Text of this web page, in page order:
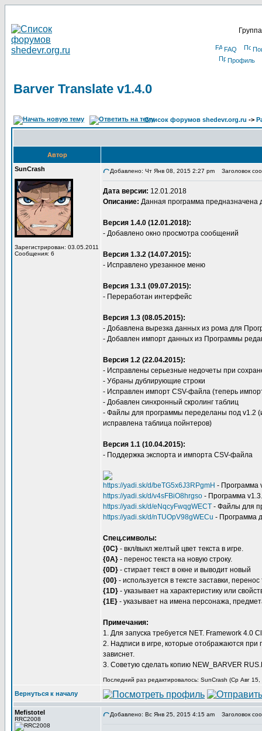
FAQ
Профиль
Barver Translate v1.4.0
Список форумов shedevr.org.ru ->
Автор
SunCrash
Зарегистрирован: 03.05.2011
Сообщения: 6
Добавлено: Чт Янв 08, 2015 2:27 pm Заголовок
Дата версии: 12.01.2018
Описание: Данная программа предназначена
Версия 1.4.0 (12.01.2018):
- Добавлено окно просмотра сообщений
Версия 1.3.2 (14.07.2015):
- Исправлено урезанное меню
Версия 1.3.1 (09.07.2015):
- Переработан интерфейс
Версия 1.3 (08.05.2015):
- Добавлена вырезка данных из рома для
- Добавлен импорт данных из Программы
Версия 1.2 (22.04.2015):
- Исправлены серьезные недочеты при
- Убраны дублирующие строки
- Исправлен импорт CSV-файла (теперь
- Добавлен синхронный скролинг таблиц
- Файлы для программы переделаны под v1.2
исправлена таблица пойнтеров)
Версия 1.1 (10.04.2015):
- Поддержка экспорта и импорта CSV-файла
https://yadi.sk/d/beTG5x6J3RPgmH - Программа
https://yadi.sk/d/v4sFBiO8hrgso - Программа
https://yadi.sk/d/eNqcyFwqgWECT - Файлы для
https://yadi.sk/d/nTUOpV98gWECu - Программа
Спец.символы:
{0C} - вкл/выкл желтый цвет текста в игре.
{0A} - перенос текста на новую строку.
{0D} - стирает текст в окне и выводит новый
{00} - используется в тексте заставки,
{1D} - указывает на характеристику или
{1E} - указывает на имена персонажа,
Примечания:
1. Для запуска требуется NET. Framework 4.0
2. Надписи в игре, которые отображаются
зависнет.
3. Советую сделать копию NEW_BARVER
Последний раз редактировалось: SunCrash (Ср Авг
Вернуться к началу
Mefistotel
RRC2008
Добавлено: Вс Янв 25, 2015 4:15 am Заголовок